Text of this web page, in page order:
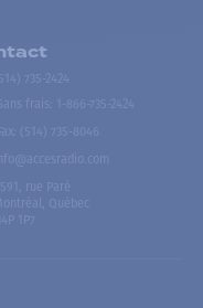
(514) 735-2424
Sans frais
1-866-735-2424
Fax:
(514) 735-8046
rue Paré
Montréal, Québec
H4P 1P7